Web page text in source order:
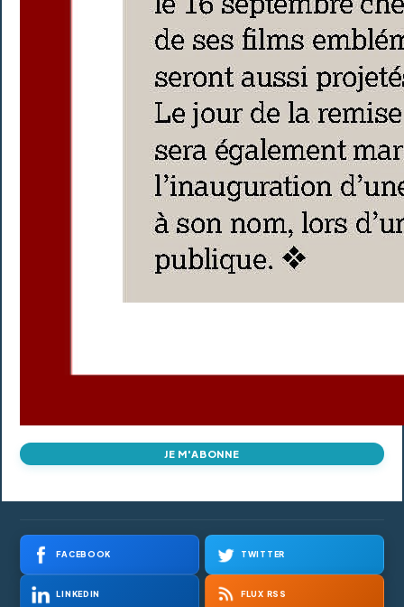
JE M'ABONNE
FACEBOOK TWITTER
LINKEDIN FLUX RSS